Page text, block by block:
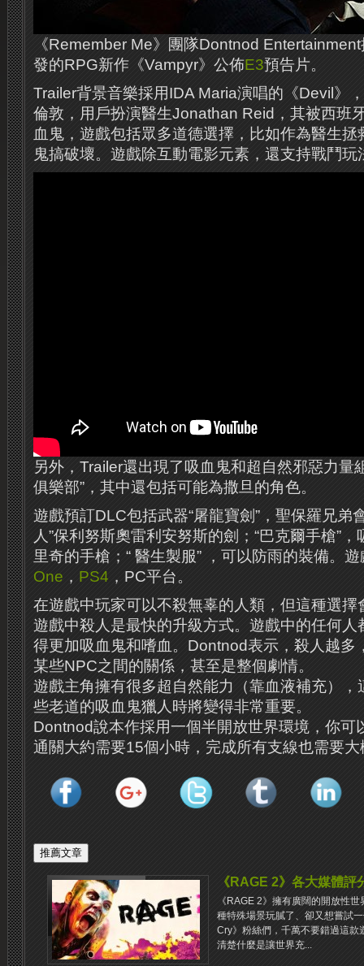
《Remember Me》團隊Dontnod
發的RPG新作《Vampyr》公佈E3預告片。
Trailer背景音樂採用IDA Maria演唱的《Devil》
倫敦，用戶扮演醫生Jonathan Reid，其被西班
血鬼，遊戲包括眾多道德選擇，比如作為醫生
鬼搞破壞。遊戲除互動電影元素，還支持戰鬥玩
另外，Trailer還出現了吸血鬼和超自然邪惡力量
俱樂部”，其中還包括可能為撒旦的角色。
遊戲預訂DLC包括武器“屠龍寶劍”，聖保羅兄弟
人”保利努斯奧雷利安努斯的劍；“巴克爾手槍”
里奇的手槍；“ 醫生製服” ，可以防雨的裝備。
One ， PS4 ，PC平台。
在遊戲中玩家可以不殺無辜的人類，但這種選擇
遊戲中殺人是最快的升級方式。遊戲中的任何人
得更加吸血鬼和嗜血。Dontnod表示，殺人越多
某些NPC之間的關係，甚至是整個劇情。
遊戲主角擁有很多超自然能力（靠血液補充），
些老道的吸血鬼獵人時將變得非常重要。
Dontnod說本作採用一個半開放世界環境，你可
通關大約需要15個小時，完成所有支線也需要
《RAGE 2》各大媒體評
《RAGE 2》擁有廣闊的開放性
種特殊場景玩膩了、卻又想嘗試
Cry》粉絲們，千萬不要錯過這款
清楚什麼是讓世界充...